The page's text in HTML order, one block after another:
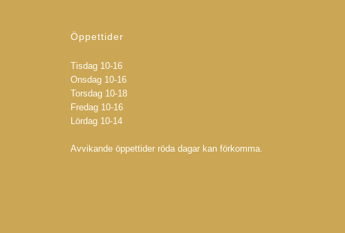
Öppettider
Tisdag 10-16
Onsdag 10-16
Torsdag 10-18
Fredag 10-16
Lördag 10-14
Avvikande öppettider röda dagar kan förkomma.